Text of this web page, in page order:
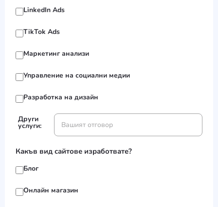
LinkedIn Ads
TikTok Ads
Маркетинг анализи
Управление на социални медии
Разработка на дизайн
Други
услуги:
Какъв вид сайтове изработвате?
Блог
Онлайн магазин